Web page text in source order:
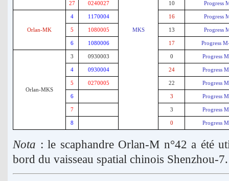
MKS
27 0240027 10 Progress
Orlan-MK
4 1170004 16 Progress
5 1080005 13 Progress
6 1080006 17 Progress
Orlan-MKS
3 0930003 0 Progress
4 0930004 24 Progress
5 0270005 22 Progress
6 3 Progress
7 3 Progress
8 0 Progress
Nota : le scaphandre Orlan-M n°42 a été
bord du vaisseau spatial chinois Shenzhou-7.